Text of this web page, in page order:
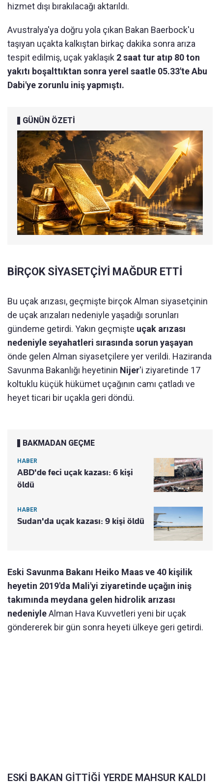
hizmet dışı bırakılacağı aktarıldı.
Avustralya'ya doğru yola çıkan Bakan Baerbock'u
taşıyan uçakta kalkıştan birkaç dakika sonra arıza
tespit edilmiş, uçak yaklaşık 2 saat tur atıp 80 ton
yakıtı boşalttıktan sonra yerel saatle 05.33'te Abu
Dabi'ye zorunlu iniş yapmıştı.
GÜNÜN ÖZETİ
BİRÇOK SİYASETÇİYİ MAĞDUR ETTİ
Bu uçak arızası, geçmişte birçok Alman siyasetçinin
de uçak arızaları nedeniyle yaşadığı sorunları
gündeme getirdi. Yakın geçmişte uçak arızası
nedeniyle seyahatleri sırasında sorun yaşayan
önde gelen Alman siyasetçilere yer verildi. Haziranda
Savunma Bakanlığı heyetinin Nijer'i ziyaretinde 17
koltuklu küçük hükümet uçağının camı çatladı ve
heyet ticari bir uçakla geri döndü.
BAKMADAN GEÇME
HABER
ABD'de feci uçak kazası: 6 kişi
öldü
HABER
Sudan'da uçak kazası: 9 kişi öldü
Eski Savunma Bakanı Heiko Maas ve 40 kişilik
heyetin 2019'da Mali'yi ziyaretinde uçağın iniş
takımında meydana gelen hidrolik arızası
nedeniyleAlman Hava Kuvvetleri yeni bir uçak
göndererek bir gün sonra heyeti ülkeye geri getirdi.
ESKİ BAKAN GİTTİĞİ YERDE MAHSUR KALDI